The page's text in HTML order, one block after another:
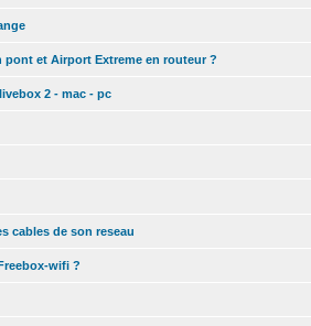
pont et Airport Extreme en routeur ?
2 - mac - pc
cables de son reseau
wifi ?